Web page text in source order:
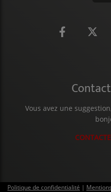
Vous avez une
Politique de confidentialité |